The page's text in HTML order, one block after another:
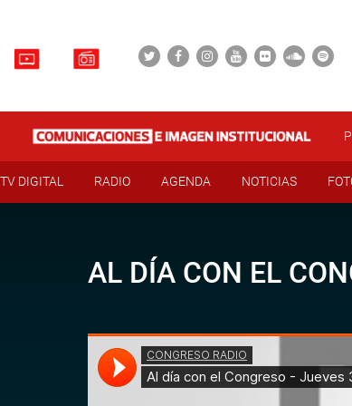
TV DIGITAL RADIO AGENDA NOTICIAS
AL DÍA CON EL